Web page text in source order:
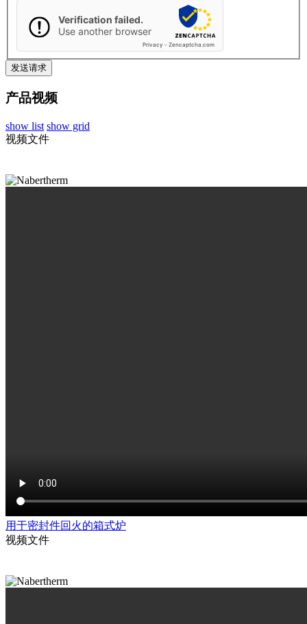
Verification failed.
Use another browser
Privacy - Zencaptcha.com
产品视频
show list show grid
视频文件
用于密封件回火的箱式炉
视频文件